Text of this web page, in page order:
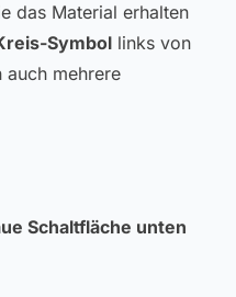
das Material erhalten
Symbol links von
auch mehrere
Schaltfläche unten